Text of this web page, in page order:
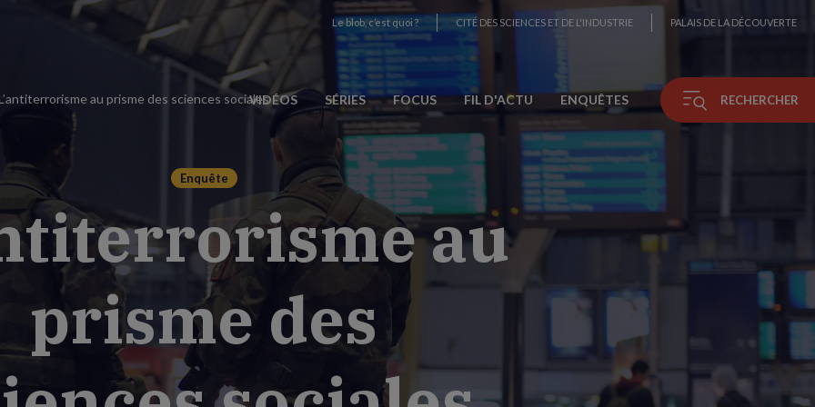
Le blob, c’est quoi ? CITÉ DES SCIENCES ET DE L'INDUSTRIE PALAIS DE LA DÉCOUVERTE
VIDÉOS SÉRIES FOCUS FIL D'ACTU ENQUÊTES RECHERCHER
au prisme des sciences sociales
Enquête
au
prisme des